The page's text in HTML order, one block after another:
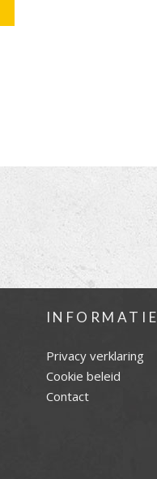
INFORMATIE
Privacy verklaring
Cookie beleid
Contact